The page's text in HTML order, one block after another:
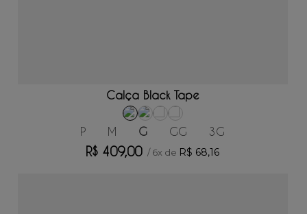
Calça Black Tape
P M G GG 3G
R$ 409,00 /6x de R$ 68,16